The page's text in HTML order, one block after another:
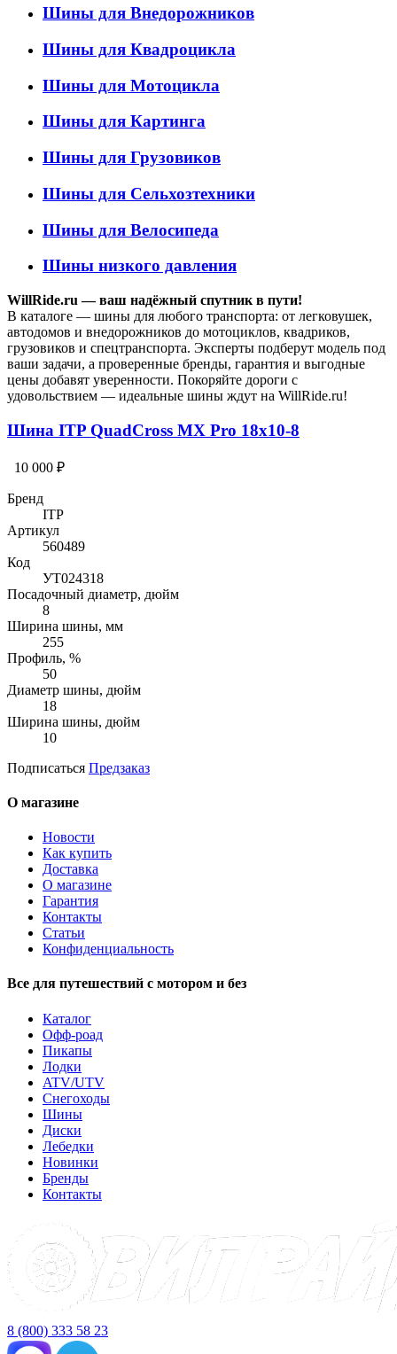
Шины для Внедорожников
Шины для Квадроцикла
Шины для Мотоцикла
Шины для Картинга
Шины для Грузовиков
Шины для Сельхозтехники
Шины для Велосипеда
Шины низкого давления
WillRide.ru — ваш надёжный спутник в пути!
В каталоге — шины для любого транспорта: от легковушек,
автодомов и внедорожников до мотоциклов, квадриков,
грузовиков и спецтранспорта. Эксперты подберут модель под
ваши задачи, а проверенные бренды, гарантия и выгодные
цены добавят уверенности. Покоряйте дороги с
удовольствием — идеальные шины ждут на WillRide.ru!
Шина ITP QuadCross MX Pro 18x10-8
10 000 ₽
Бренд
ITP
Артикул
560489
Код
УТ024318
Посадочный диаметр, дюйм
8
Ширина шины, мм
255
Профиль, %
50
Диаметр шины, дюйм
18
Ширина шины, дюйм
10
Подписаться Предзаказ
О магазине
Новости
Как купить
Доставка
О магазине
Гарантия
Контакты
Статьи
Конфиденциальность
Все для путешествий с мотором и без
Каталог
Офф-роад
Пикапы
Лодки
ATV/UTV
Снегоходы
Шины
Диски
Лебедки
Новинки
Бренды
Контакты
8 (800) 333 58 23